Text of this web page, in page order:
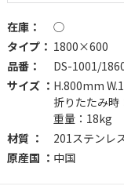
在庫：
◯
タイプ： 1800×600
品番：
DS-1001/
サイズ ： H.800mm
折りたたみ
重量：18kg
材質 ：
201ステンレ
原産国 ： 中国